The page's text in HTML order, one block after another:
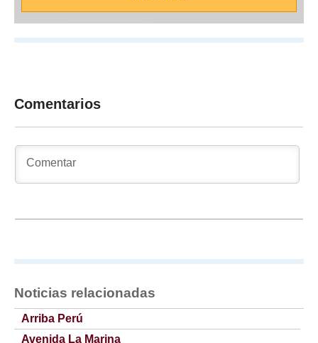
Comentarios
Noticias relacionadas
Arriba Perú
Avenida La Marina